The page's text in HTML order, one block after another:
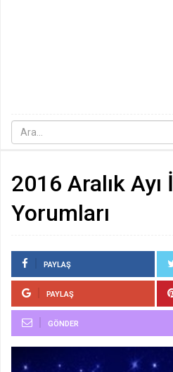
2016 Aralık
Yorumları
PAYLAŞ
PAYLAŞ
GÖNDER